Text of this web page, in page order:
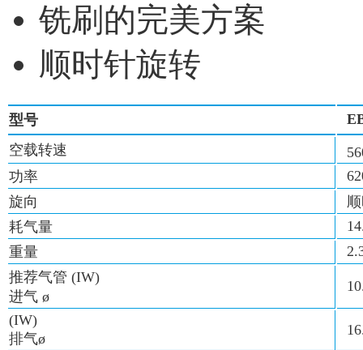
铣刷的完美方案
顺时针旋转
型号
空载转速
功率
旋向
耗气量
重量
推荐气管 (IW)
进气 ø
(IW)
排气ø